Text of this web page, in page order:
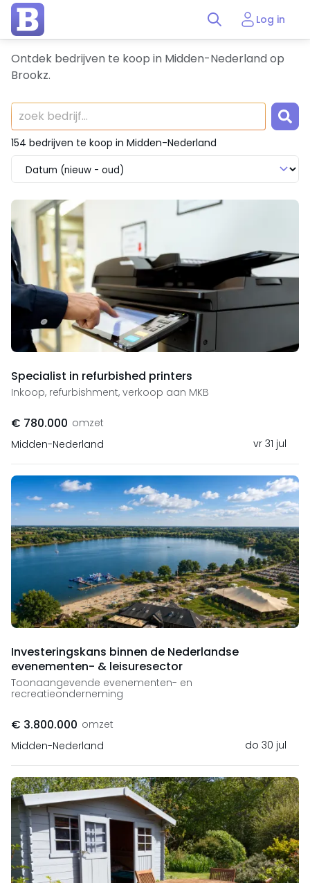
Log in
Ontdek bedrijven te koop in Midden-Nederland op
Brookz.
154 bedrijven te koop in Midden-Nederland
Specialist in refurbished printers
Inkoop, refurbishment, verkoop aan MKB
€ 780.000 omzet
Midden-Nederland
vr 31 jul
Investeringskans binnen de Nederlandse
evenementen- & leisuresector
Toonaangevende evenementen- en
recreatieonderneming
€ 3.800.000 omzet
Midden-Nederland
do 30 jul